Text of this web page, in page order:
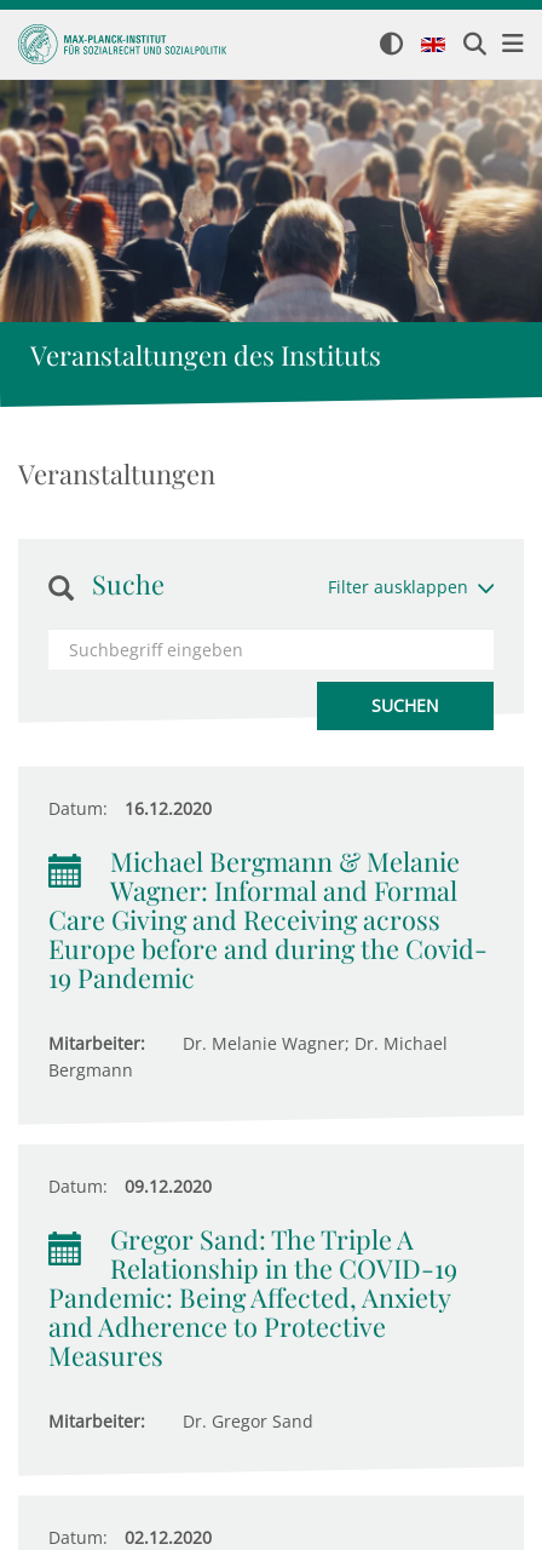
Veranstaltungen des Instituts
Veranstaltungen
Suche Filter ausklappen
Datum: 16.12.2020
Michael Bergmann & Melanie
Wagner: Informal and Formal
Care Giving and Receiving across
Europe before and during the Covid-
19 Pandemic
Mitarbeiter:
Dr. Melanie Wagner; Dr. Michael
Bergmann
Datum: 09.12.2020
Gregor Sand: The Triple A
Relationship in the COVID-19
Pandemic: Being Affected, Anxiety
and Adherence to Protective
Measures
Mitarbeiter: Dr. Gregor Sand
Datum: 02.12.2020